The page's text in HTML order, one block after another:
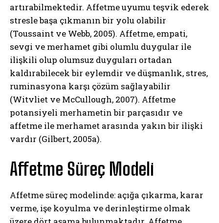
artırabilmektedir. Affetme uyumu teşvik ederek
stresle başa çıkmanın bir yolu olabilir
(Toussaint ve Webb, 2005). Affetme, empati,
sevgi ve merhamet gibi olumlu duygular ile
ilişkili olup olumsuz duyguları ortadan
kaldırabilecek bir eylemdir ve düşmanlık, stres,
ruminasyona karşı çözüm sağlayabilir
(Witvliet ve McCullough, 2007). Affetme
potansiyeli merhametin bir parçasıdır ve
affetme ile merhamet arasında yakın bir ilişki
vardır (Gilbert, 2005a).
Affetme Süreç Modeli
Affetme süreç modelinde: açığa çıkarma, karar
verme, işe koyulma ve derinleştirme olmak